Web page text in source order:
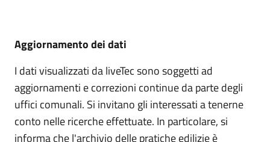
Aggiornamento dei dati
I dati visualizzati da liveTec sono soggetti ad
aggiornamenti e correzioni continue da parte degli
uffici comunali. Si invitano gli interessati a tenerne
conto nelle ricerche effettuate. In particolare, si
informa che l'archivio delle pratiche edilizie è